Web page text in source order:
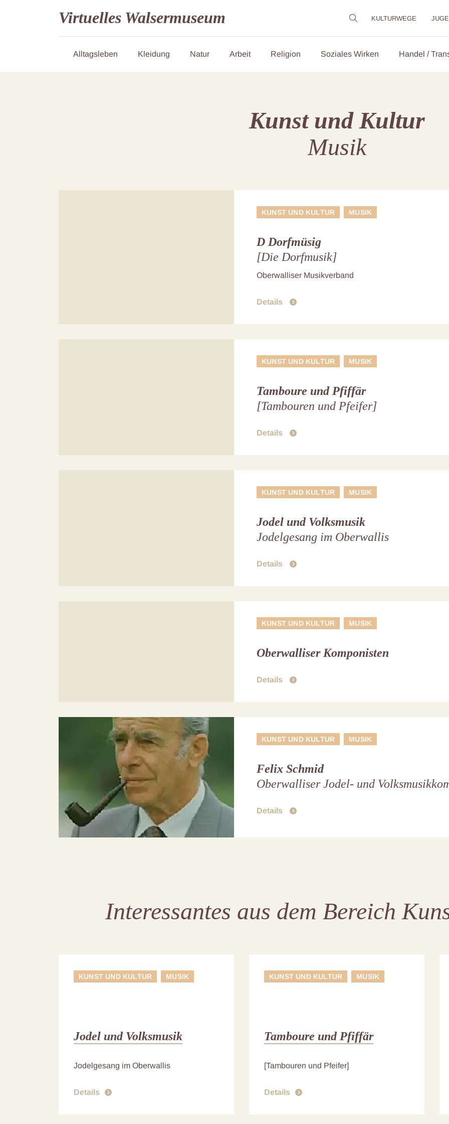
Virtuelles Walsermuseum KULTURWEGE
Alltagsleben Kleidung Natur Arbeit Religion Soziales Wirken Handel /
Kunst und Kultur
Musik
KUNST UND KULTUR MUSIK
D Dorfmüsig
[Die Dorfmusik]
Oberwalliser Musikverband
Details
KUNST UND KULTUR MUSIK
Tamboure und Pfiffär
[Tambouren und Pfeifer]
Details
KUNST UND KULTUR MUSIK
Jodel und Volksmusik
Jodelgesang im Oberwallis
Details
KUNST UND KULTUR MUSIK
Oberwalliser Komponisten
Details
KUNST UND KULTUR MUSIK
Felix Schmid
Oberwalliser Jodel- und
Details
Interessantes aus dem Bereich
KUNST UND KULTUR MUSIK
Jodel und Volksmusik
Jodelgesang im Oberwallis
Details
KUNST UND KULTUR MUSIK
Tamboure und Pfiffär
[Tambouren und Pfeifer]
Details